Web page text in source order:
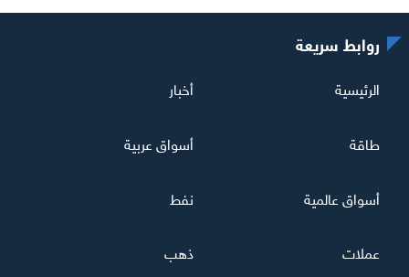
روابط سريعة
الرئيسية أخبار
طاقة أسواق عربية
أسواق عالمية نفط
عملات ذهب